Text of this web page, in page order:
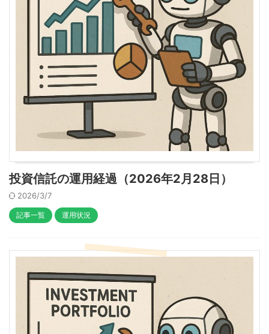
投資信託の運用経過（2026年2月28日）
2026/3/7
記事一覧 運用状況